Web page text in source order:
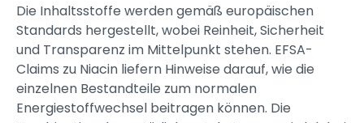
Die Inhaltsstoffe werden gemäß europäischen
Standards hergestellt, wobei Reinheit, Sicherheit
und Transparenz im Mittelpunkt stehen. EFSA-
Claims zu Niacin liefern Hinweise darauf, wie die
einzelnen Bestandteile zum normalen
Energiestoffwechsel beitragen können. Die